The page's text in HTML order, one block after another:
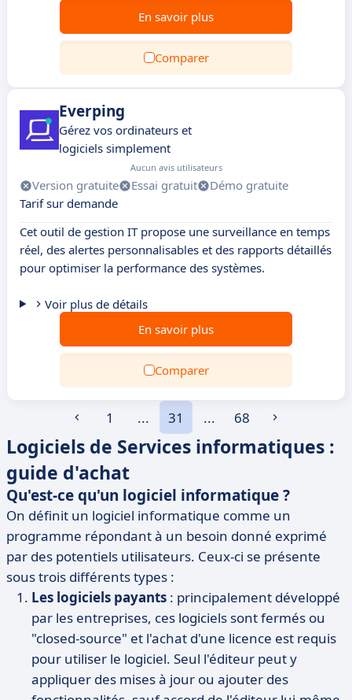
En savoir plus
Comparer
Everping
Gérez vos ordinateurs et
logiciels simplement
Aucun avis utilisateurs
Version gratuite Essai gratuit
Démo gratuite
Tarif sur demande
Cet outil de gestion IT propose une surveillance en temps
réel, des alertes personnalisables et des rapports détaillés
pour optimiser la performance des systèmes.
Voir plus de détails
En savoir plus
Comparer
1 ... 31 ... 68
Logiciels de Services informatiques :
guide d'achat
Qu'est-ce qu'un logiciel informatique ?
On définit un logiciel informatique comme un
programme répondant à un besoin donné exprimé
par des potentiels utilisateurs. Ceux-ci se présente
sous trois différents types :
Les logiciels payants : principalement développé
par les entreprises, ces logiciels sont fermés ou
"closed-source" et l'achat d'une licence est requis
pour utiliser le logiciel. Seul l'éditeur peut y
appliquer des mises à jour ou ajouter des